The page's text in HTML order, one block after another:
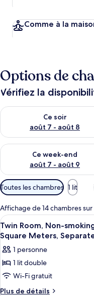
Comme à la
Options de
Vérifiez la
Ce soir
août 7 - août 8
Vérifier la disponibilité
Ce week-end
août 7 - août 9
Vérifier la disponibilité
Filtres
disponibles
pour
les
chambres
Toutes les chambres 1 lit
Affichage de 14 chambres sur
Afficher
toutes
les
photos
pour
ce
type
1
Twin Room, Non-
Square Meters,
1 personne
1 lit double
Wi-Fi gratuit
Plus de détails
Plus